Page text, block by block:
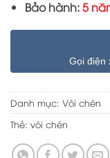
Bảo hành:5
Gọi điện
Danh mục: Vòi chén
Thẻ: vòi chén